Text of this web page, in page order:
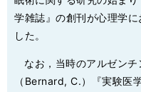
学雑誌』の創刊が心理学
した。
なお，当時のアルゼン
（Bernard, C.）『実験医